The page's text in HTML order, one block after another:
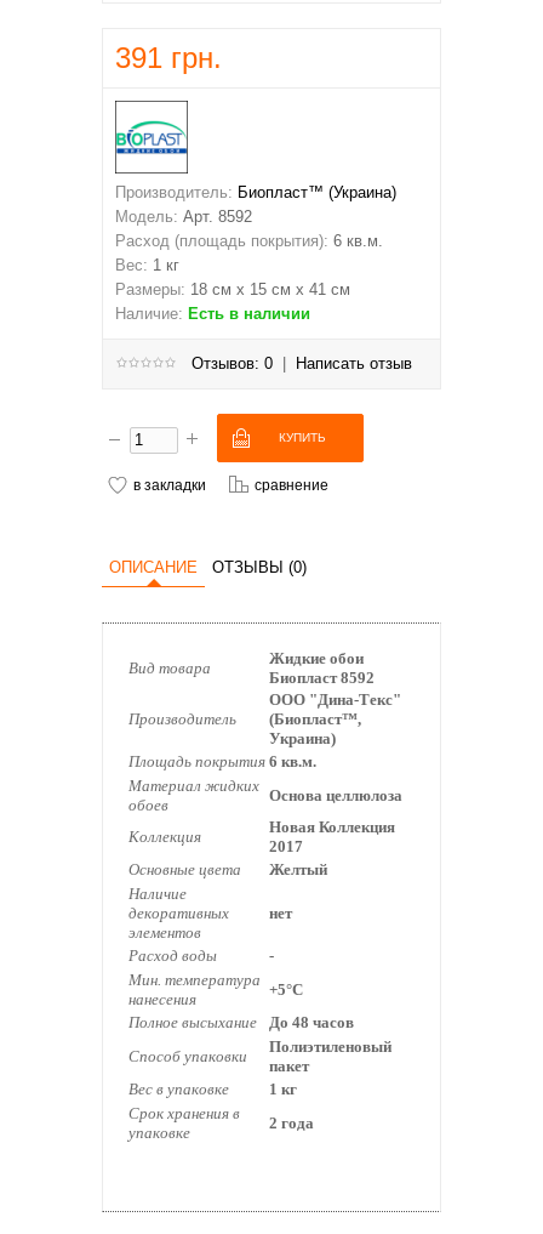
391 грн.
Производитель: Биопласт™ (Украина)
Модель: Арт. 8592
Расход (площадь покрытия): 6 кв.м.
Вес: 1 кг
Размеры: 18 см х 15 см х 41 см
Наличие: Есть в наличии
Отзывов: 0 Написать отзыв
в закладки сравнение
ОПИСАНИЕ ОТЗЫВЫ (0)
Вид товара
Жидкие обои
Биопласт 8592
Производитель
ООО "Дина-Текс"
(Биопласт™,
Украина)
Площадь покрытия 6 кв.м.
Материал жидких
обоев
Основа целлюлоза
Коллекция
Новая Коллекция
2017
Основные цвета
Желтый
Наличие
декоративных
элементов
нет
Расход воды
-
Мин. температура
нанесения
+5°С
Полное высыхание
До 48 часов
Способ упаковки
Полиэтиленовый
пакет
Вес в упаковке
1 кг
Срок хранения в
упаковке
2 года